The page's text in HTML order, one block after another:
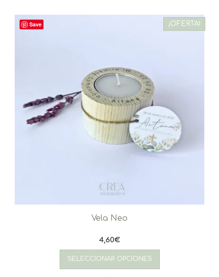
Save ¡OFERTA!
Vela Neo
4,60€
SELECCIONAR OPCIONES